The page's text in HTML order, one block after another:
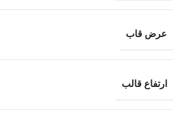
عرض قاب
ارتفاع قالب